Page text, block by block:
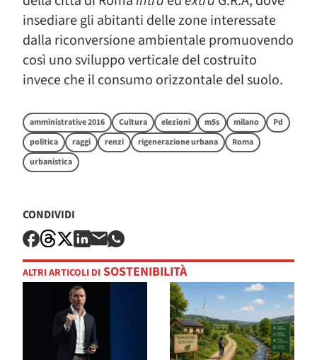
insediare gli abitanti delle zone interessate
dalla riconversione ambientale promuovendo
così uno sviluppo verticale del costruito
invece che il consumo orizzontale del suolo.
amministrative 2016 Cultura elezioni m5s milano
Pd
politica
raggi renzi rigenerazione urbana
Roma
urbanistica
CONDIVIDI
ALTRI ARTICOLI DI SOSTENIBILITÀ